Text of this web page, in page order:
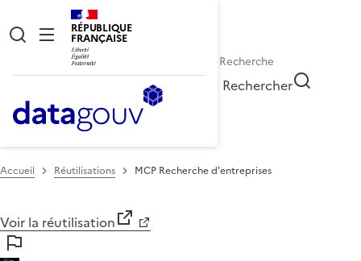
RÉPUBLIQUE
FRANÇAISE
Rechercher
Accueil Réutilisations MCP Recherche d'entreprises
Voir la réutilisation